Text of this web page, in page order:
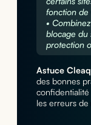
fonction de
•
blocage du
protection
Astuce
des bonnes
les erreurs